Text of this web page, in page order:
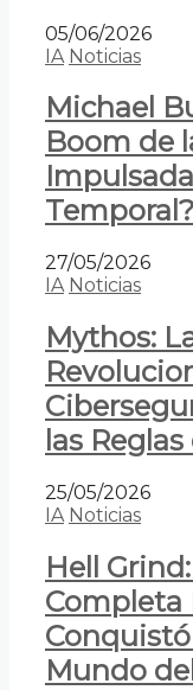
05/06/2026
IA Noticias
Michael
Boom de
Temporal?
27/05/2026
IA Noticias
Mythos:
las
25/05/2026
IA Noticias
Hell
Completa
Conquistó
Mundo